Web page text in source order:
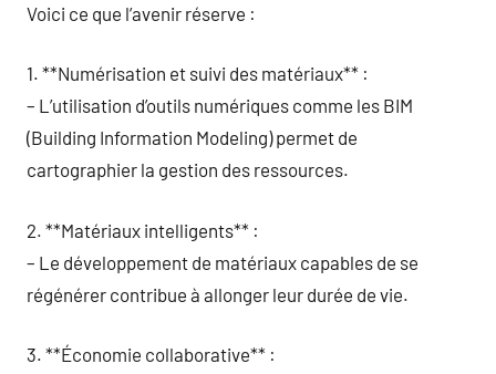
Voici ce que l’avenir réserve :
1. **Numérisation et suivi des matériaux** :
– L’utilisation d’outils numériques comme les BIM
(Building Information Modeling) permet de
cartographier la gestion des ressources.
2. **Matériaux intelligents** :
– Le développement de matériaux capables de se
régénérer contribue à allonger leur durée de vie.
3. **Économie collaborative** :